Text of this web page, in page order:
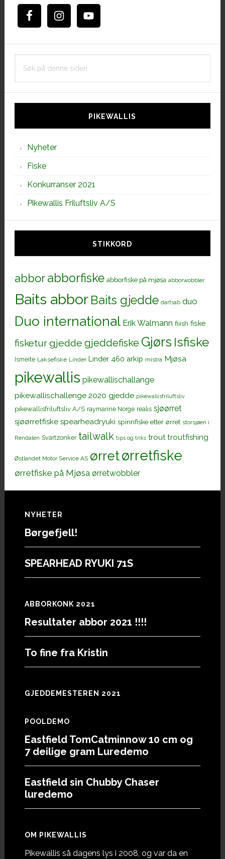
PIKEWALLIS
Nyheter
Fiske
Konkurranser 2021
Pikewallis Friluftsliv A/S
STIKKORD
abborabborfiske abborfiske på mjøsa abborwobbler
Baits abbor Baits gjedde dartsab duo
Duo international Erik Walmann fiiish fiske
fisketurgjedde gjeddefiske Gjørs Isfiske
Ismeite Laksefiske Linder Linder 460 arkip mistra Mjøsa
pikewallis pikewallischallange
pikewallischallenge 2020 gjedde pikewallisfriluftsliv
pikewallisfriluftsliv A/S raymarine Norge realis sjøørret
sjøørretfiske spearheadryuki spinnfiske etter ørret storsjøen i
Rendalen Svartzonker tailwalk tips og triks trout troutfishing
Østlandet Motor Service AS ørretørretfiske
ørretfiske på Mjøsa ørretwobbler
Footer
NYHETER
Børgefjell!
SPEARHEAD RYUKI 71S
ABBORKONK 2021
Resultater abbor 2021 !!!!
To fine fra Kristin
GJEDDEMESTEREN 2021
POOLDEMO
Eastfield TomCatminnow 10 cm og
7 deilige gram Luredemo
Eastfield sin Chubby Chaser
luredemo
OM PIKEWALLIS
Pikewallis så dagens lys i 2008, og var da en